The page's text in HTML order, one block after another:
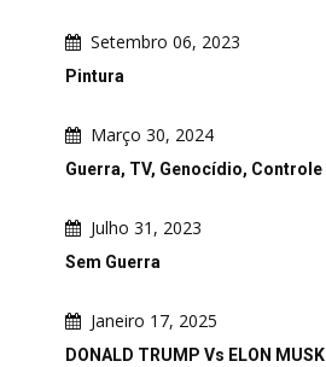
Setembro 06, 2023
Pintura
Março 30, 2024
Guerra, TV, Genocídio, Controle
Julho 31, 2023
Sem Guerra
Janeiro 17, 2025
DONALD TRUMP Vs ELON MUSK